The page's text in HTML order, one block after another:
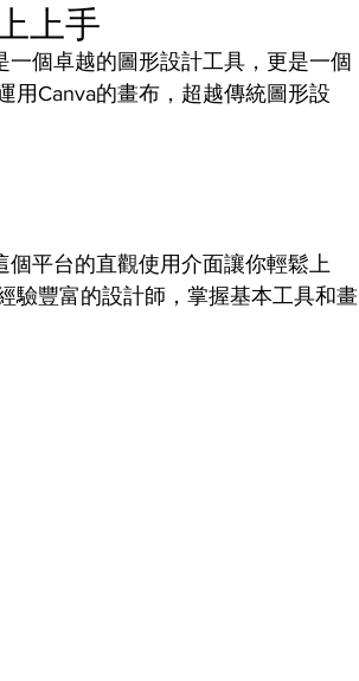
上手
個卓越的圖形設計工具，更是一個
用Canva的畫布，超越傳統圖形設
個平台的直觀使用介面讓你輕鬆上
驗豐富的設計師，掌握基本工具和畫